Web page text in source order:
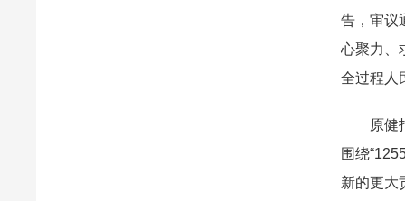
告，审议
心聚力、
全过程人
原健指
围绕
新的更大